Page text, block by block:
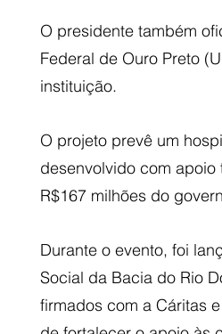
O presidente também
Federal de Ouro Preto
instituição.
O projeto prevê um
desenvolvido com
R$167 milhões do
Durante o evento, foi
Social da Bacia do Rio
firmados com a Cáritas